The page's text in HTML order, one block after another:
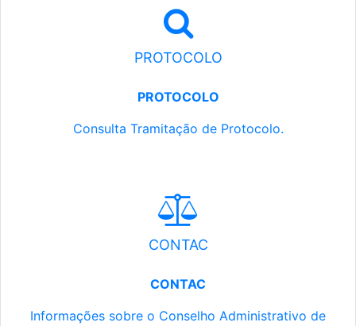
PROTOCOLO
PROTOCOLO
Consulta Tramitação de Protocolo.
CONTAC
CONTAC
Informações sobre o Conselho Administrativo de